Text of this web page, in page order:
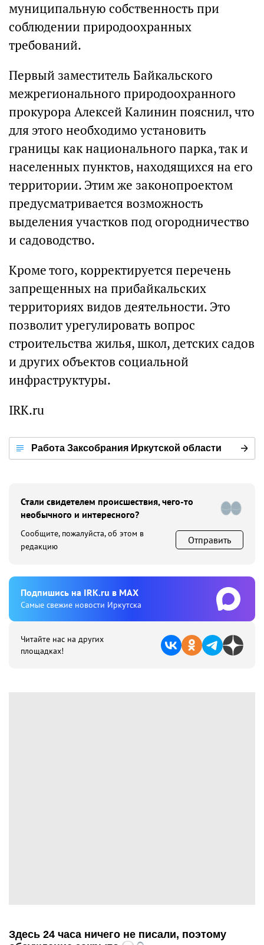
муниципальную собственность при
соблюдении природоохранных
требований.
Первый заместитель Байкальского
межрегионального природоохранного
прокурора Алексей Калинин пояснил, что
для этого необходимо установить
границы как национального парка, так и
населенных пунктов, находящихся на его
территории. Этим же законопроектом
предусматривается возможность
выделения участков под огородничество
и садоводство.
Кроме того, корректируется перечень
запрещенных на прибайкальских
территориях видов деятельности. Это
позволит урегулировать вопрос
строительства жилья, школ, детских садов
и других объектов социальной
инфраструктуры.
IRK.ru
Работа Заксобрания Иркутской области
Стали свидетелем происшествия, чего-то
необычного и интересного?
Сообщите, пожалуйста, об этом в
редакцию
Отправить
Подпишиcь на IRK.ru в MAX
Cамые свежие новости Иркутска
Читайте нас на других
площадках!
Здесь 24 часа ничего не писали, поэтому